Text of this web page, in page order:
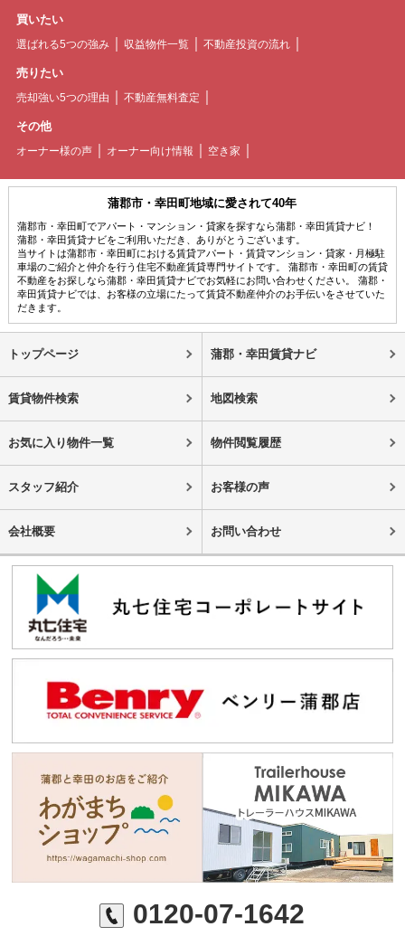
買いたい
選ばれる5つの強み 収益物件一覧 不動産投資の流れ
売りたい
売却強い5つの理由 不動産無料査定
その他
オーナー様の声 オーナー向け情報 空き家
蒲郡市・幸田町地域に愛されて40年
蒲郡市・幸田町でアパート・マンション・貸家を探すなら蒲郡・幸田賃貸ナビ！
蒲郡・幸田賃貸ナビをご利用いただき、ありがとうございます。
当サイトは蒲郡市・幸田町における賃貸アパート・賃貸マンション・貸家・月極駐
車場のご紹介と仲介を行う住宅不動産賃貸専門サイトです。 蒲郡市・幸田町の賃貸
不動産をお探しなら蒲郡・幸田賃貸ナビでお気軽にお問い合わせください。 蒲郡・
幸田賃貸ナビでは、お客様の立場にたって賃貸不動産仲介のお手伝いをさせていた
だきます。
トップページ 蒲郡・幸田賃貸ナビ
賃貸物件検索 地図検索
お気に入り物件一覧 物件閲覧履歴
スタッフ紹介 お客様の声
会社概要 お問い合わせ
0120-07-1642